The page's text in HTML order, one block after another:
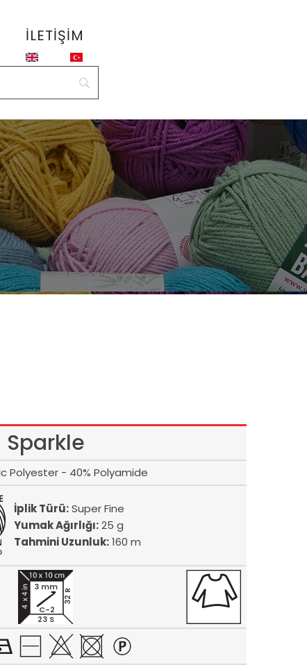
İLETIŞIM
Sparkle
Polyester - 40% Polyamide
İplik Türü:Super Fine
Yumak Ağırlığı:25 g
Tahmini Uzunluk:160 m
23 S
32 R
3 mm
C-2